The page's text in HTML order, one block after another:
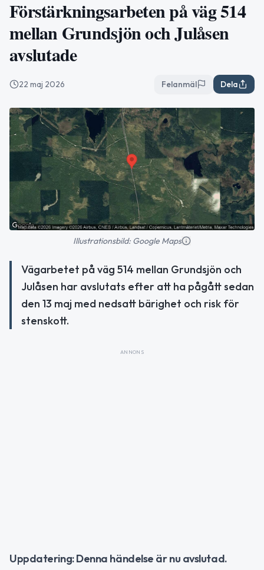
Förstärkningsarbeten på väg 514
mellan Grundsjön och Julåsen
avslutade
22 maj 2026 Felanmäl Dela
Illustrationsbild: Google Maps
Vägarbetet på väg 514 mellan Grundsjön och
Julåsen har avslutats efter att ha pågått sedan
den 13 maj med nedsatt bärighet och risk för
stenskott.
ANNONS
Uppdatering: Denna händelse är nu avslutad.